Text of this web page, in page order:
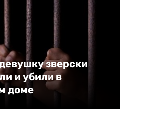
зверски
и убили в
доме